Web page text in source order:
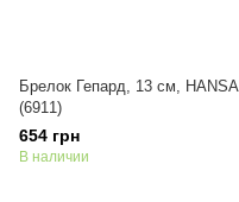
Брелок Гепард, 13 см, HANSA
(6911)
654 грн
В наличии